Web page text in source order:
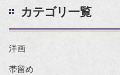
カテゴリ一覧
洋画
帯留め